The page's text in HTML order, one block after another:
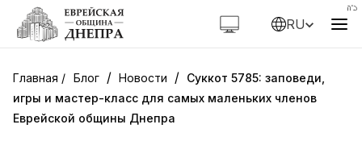
RU
Блог / Новости / Суккот 5785: заповеди,
игры и мастер-класс для самых маленьких членов
Еврейской общины Днепра